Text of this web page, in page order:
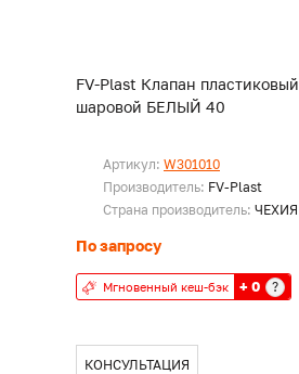
FV-Plast Клапан пластиковый
шаровой БЕЛЫЙ 40
Артикул: W301010
Производитель: FV-Plast
Страна производитель: ЧЕХИЯ
По запросу
Мгновенный кеш-бэк + 0 ?
КОНСУЛЬТАЦИЯ